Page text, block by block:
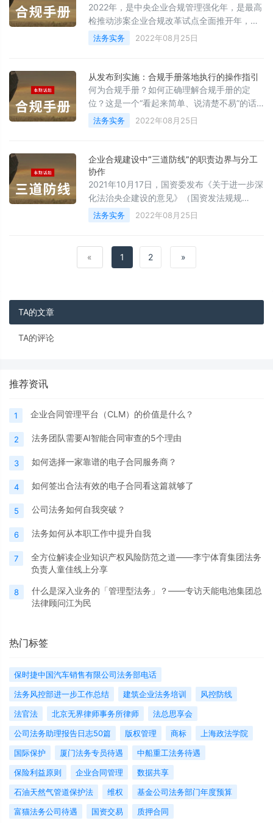
产权保护和运用规划》等有关规划制定了《版
权工作“十四五”规划》，提出推动对新业态、
新领域版权
2022年，是中央企业合规管理强化年，是最高
检推动涉案企业合规改革试点全面推开年，也
是司法部要求加强律师参与企业合规管理工作
的启动之年。自2021年12月3日起国资委就强
理强化年”工作的通知》《关于加强中央企业合
规管理有关事项的通知》等文件多次部署落实
合规工作。《中央企业合规管理办法（征求意
见稿）》的正式面世，把央企合规管理改革推
向新的高度，合规管理逐
法务实务 2022年08月25日
从发布到实施：合规手册落地执行的操作指引
何为合规手册？如何正确理解合规手册的定
位？这是一个“看起来简单、说清楚不易”的话
题。应该认识到，合规手册不是企业合规制度
的汇编，亦难以起到针对个别重点领域制订的
法亦不应依赖合规手册对具体业务开展合规管
理。用一句话来说，合规手册是企业合规文
化、理念及价值观高度凝练的产物，是企业合
规形象的外在展示平台，是企业合规管理中所
必须遵循的“基本法”。作为企业合
法务实务 2022年08月25日
企业合规建设中“三道防线”的职责边界与分工
协作
2021年10月17日，国资委发布《关于进一步深
化法治央企建设的意见》（国资发法规规
〔2021〕80号，下文简称《建设意见》），同
年12月3日，国资委再次召开工作部署会，明
求各企业持续完善合规管理工作机制，健全企
业主要负责人领导、总法律顾问牵头、法务管
法务实务 2022年08月25日
« 1 2 »
TA的文章
TA的评论
推荐资讯
1 企业合同管理平台（CLM）的价值是什么？
2 法务团队需要AI智能合同审查的5个理由
3 如何选择一家靠谱的电子合同服务商？
4 如何签出合法有效的电子合同看这篇就够了
5 公司法务如何自我突破？
6 法务如何从本职工作中提升自我
7
全方位解读企业知识产权风险防范之道——李宁体育集团法务
负责人童佳线上分享
8
什么是深入业务的「管理型法务」？——专访天能电池集团总
法律顾问江为民
热门标签
保时捷中国汽车销售有限公司法务部电话
法务风控部进一步工作总结
建筑企业法务培训
风控防线
法官法
北京无界律师事务所律师
法总思享会
公司法务助理报告日志50篇
版权管理 商标
上海政法学院
国际保护
厦门法务专员待遇
中船重工法务待遇
保险利益原则
企业合同管理
数据共享
石油天然气管道保护法
维权
基金公司法务部门年度预算
富猫法务公司待遇
国资交易 质押合同